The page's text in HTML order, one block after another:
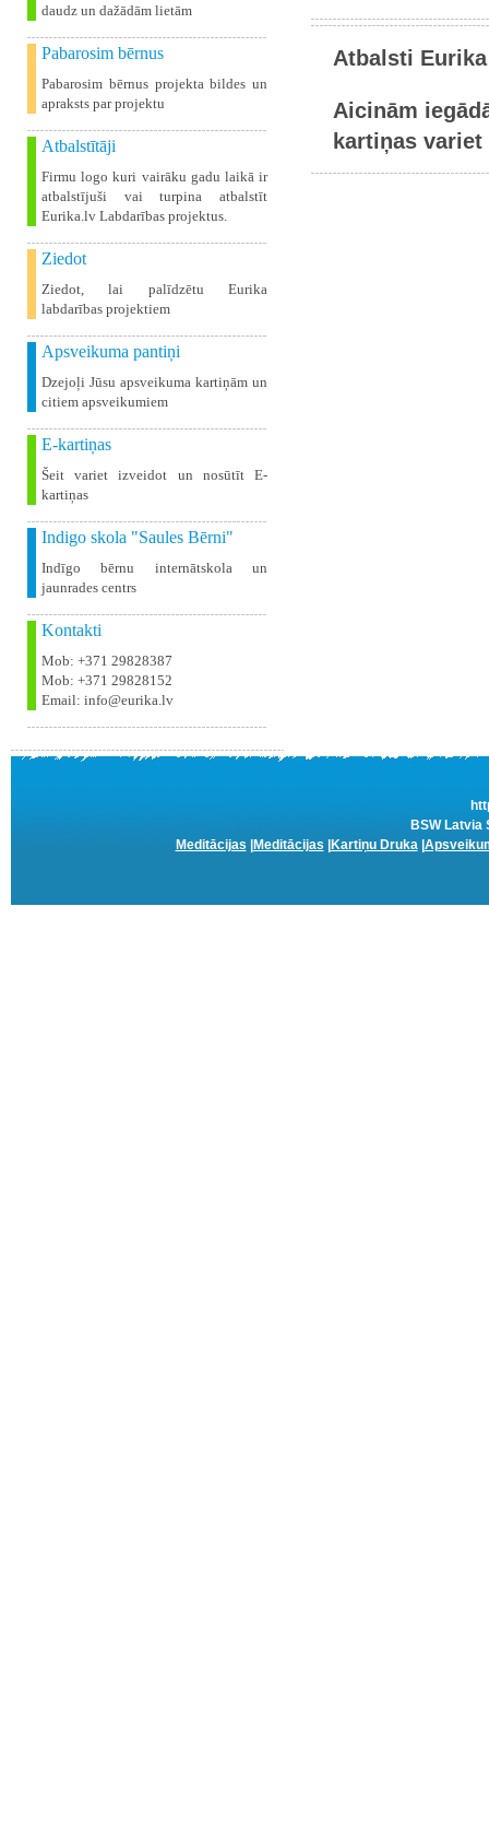
daudz un dažādām lietām
Pabarosim bērnus
Pabarosim bērnus projekta bildes un
apraksts par projektu
Atbalstītāji
Firmu logo kuri vairāku gadu laikā ir
atbalstījuši vai turpina atbalstīt
Eurika.lv Labdarības projektus.
Ziedot
Ziedot, lai palīdzētu Eurika
labdarības projektiem
Apsveikuma pantiņi
Dzejoļi Jūsu apsveikuma kartiņām un
citiem apsveikumiem
E-kartiņas
Šeit variet izveidot un nosūtīt E-
kartiņas
Indigo skola "Saules Bērni"
Indīgo bērnu internātskola un
jaunrades centrs
Kontakti
Mob: +371 29828387
Mob: +371 29828152
Email: info@eurika.lv
Atbalsti
Aicinām
kartiņas variet
BSW Latvia
Meditācijas
Meditācijas Kartiņu Druka|